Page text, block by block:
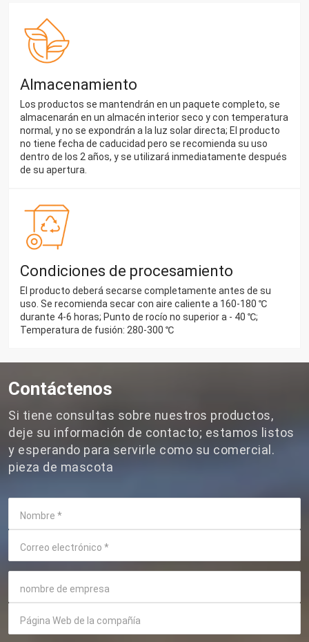
Almacenamiento
Los productos se mantendrán en un paquete completo, se
almacenarán en un almacén interior seco y con temperatura
normal, y no se expondrán a la luz solar directa; El producto
no tiene fecha de caducidad pero se recomienda su uso
dentro de los 2 años, y se utilizará inmediatamente después
de su apertura.
Condiciones de procesamiento
El producto deberá secarse completamente antes de su
uso. Se recomienda secar con aire caliente a 160-180 ℃
durante 4-6 horas; Punto de rocío no superior a - 40 ℃;
Temperatura de fusión: 280-300 ℃
Contáctenos
Si tiene consultas sobre nuestros productos,
deje su información de contacto; estamos listos
y esperando para servirle como su comercial.
pieza de mascota
Nombre *
Correo electrónico *
nombre de empresa
Página Web de la compañía